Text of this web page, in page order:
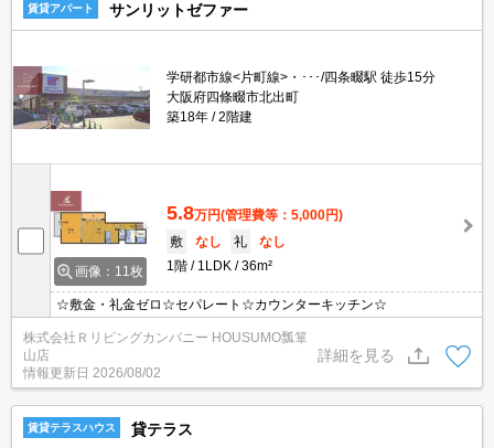
賃貸アパート サンリットゼファー
学研都市線<片町線>・･･･/四条畷駅 徒歩15分
大阪府四條畷市北出町
築18年
2階建
画像：11枚
5.8万円(管理費等：5,000円)
敷
なし 礼
なし
1階
1LDK 36m²
☆敷金・礼金ゼロ☆セパレート☆カウンターキッチン☆
株式会社Ｒリビングカンパニー HOUSUMO瓢箪
山店
情報更新日 2026/08/02
詳細を見る
賃貸テラスハウス 貸テラス